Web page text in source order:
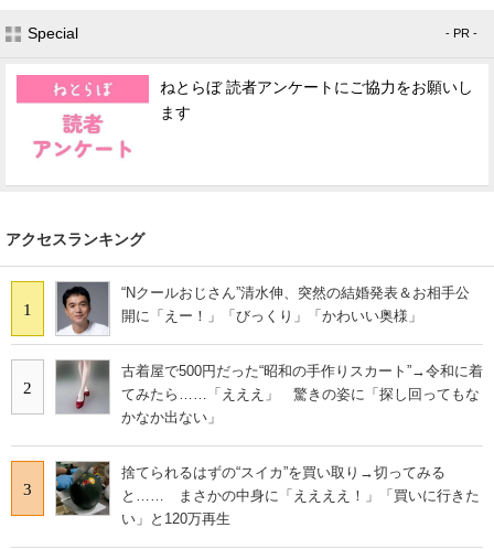
Special - PR -
ねとらぼ 読者アンケートにご協力をお願いし
ます
アクセスランキング
1
“Nクールおじさん”清水伸、突然の結婚発表＆お相手公
開に「えー！」「びっくり」「かわいい奥様」
2
古着屋で500円だった“昭和の手作りスカート”→令和に着
てみたら……「えええ」 驚きの姿に「探し回ってもな
かなか出ない」
3
捨てられるはずの“スイカ”を買い取り→切ってみる
と…… まさかの中身に「ええええ！」「買いに行きた
い」と120万再生